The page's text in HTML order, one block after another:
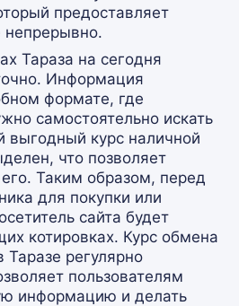
предоставляет
непрерывно.
Тараза на сегодня
Информация
формате, где
самостоятельно искать
курс наличной
что позволяет
Таким образом, перед
для покупки или
сайта будет
котировках. Курс обмена
регулярно
пользователям
информацию и делать